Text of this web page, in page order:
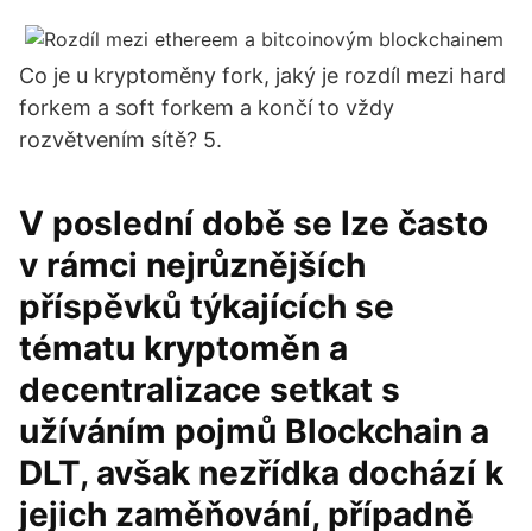
Co je u kryptoměny fork, jaký je rozdíl mezi hard
forkem a soft forkem a končí to vždy
rozvětvením sítě? 5.
V poslední době se lze často
v rámci nejrůznějších
příspěvků týkajících se
tématu kryptoměn a
decentralizace setkat s
užíváním pojmů Blockchain a
DLT, avšak nezřídka dochází k
jejich zaměňování, případně